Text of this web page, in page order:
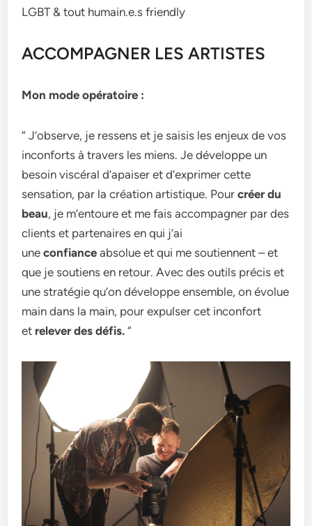
LGBT & tout humain.e.s friendly
ACCOMPAGNER LES ARTISTES
Mon mode opératoire :
“ J’observe, je ressens et je saisis les enjeux de vos
inconforts à travers les miens. Je développe un
besoin viscéral d’apaiser et d’exprimer cette
sensation, par la création artistique. Pourcréer du
beau, je m’entoure et me fais accompagner par des
clients et partenaires en qui j’ai
uneconfiance absolue et qui me soutiennent – et
que je soutiens en retour. Avec des outils précis et
une stratégie qu’on développe ensemble, on évolue
main dans la main, pour expulser cet inconfort
et relever des défis. “